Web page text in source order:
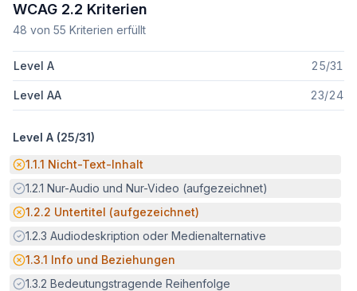
WCAG 2.2 Kriterien
48 von 55 Kriterien erfüllt
Level A 25/31
Level AA 23/24
Level A (25/31)
Potenzielle Barriere:
1.1.1 Nicht-Text-Inhalt
Erfüllt:
1.2.1 Nur-Audio und Nur-Video (aufgezeichnet)
Potenzielle Barriere:
1.2.2 Untertitel (aufgezeichnet)
Erfüllt:
1.2.3 Audiodeskription oder Medienalternative
Potenzielle Barriere:
1.3.1 Info und Beziehungen
Erfüllt:
1.3.2 Bedeutungstragende Reihenfolge